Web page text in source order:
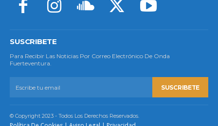
SUSCRIBETE
Para Recibir Las Noticias Por Correo Electrónico De Onda
Fuerteventura.
SUSCRIBETE
© Copyright 2023 - Todos Los Derechos Reservados.